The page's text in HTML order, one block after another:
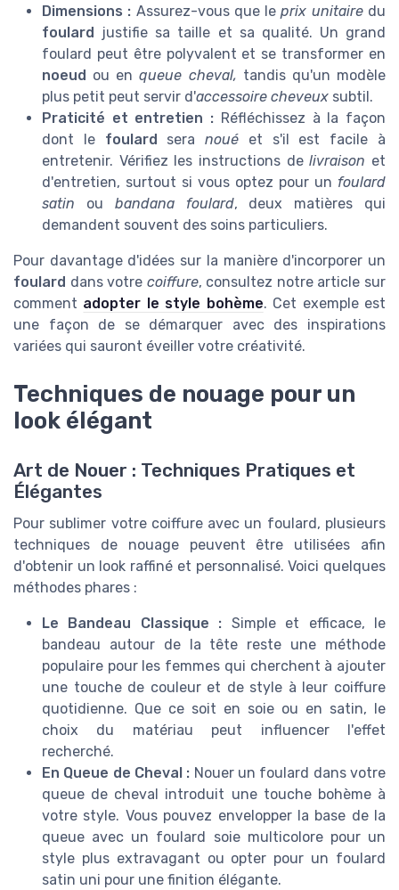
Dimensions : Assurez-vous que leprix unitairedu
foulard justifie sa taille et sa qualité. Un grand
foulard peut être polyvalent et se transformer en
noeud ou enqueue cheval, tandis qu'un modèle
plus petit peut servir d'accessoire cheveux subtil.
Praticité et entretien : Réfléchissez à la façon
dont le foulard seranoué et s'il est facile à
entretenir. Vérifiez les instructions delivraison et
d'entretien, surtout si vous optez pour un foulard
satin ou bandana foulard, deux matières qui
demandent souvent des soins particuliers.
Pour davantage d'idées sur la manière d'incorporer un
foulard dans votre coiffure, consultez notre article sur
comment adopter le style bohème. Cet exemple est
une façon de se démarquer avec des inspirations
variées qui sauront éveiller votre créativité.
Techniques de nouage pour un
look élégant
Art de Nouer : Techniques Pratiques et
Élégantes
Pour sublimer votre coiffure avec un foulard, plusieurs
techniques de nouage peuvent être utilisées afin
d'obtenir un look raffiné et personnalisé. Voici quelques
méthodes phares :
Le Bandeau Classique : Simple et efficace, le
bandeau autour de la tête reste une méthode
populaire pour les femmes qui cherchent à ajouter
une touche de couleur et de style à leur coiffure
quotidienne. Que ce soit en soie ou en satin, le
choix du matériau peut influencer l'effet
recherché.
En Queue de Cheval : Nouer un foulard dans votre
queue de cheval introduit une touche bohème à
votre style. Vous pouvez envelopper la base de la
queue avec un foulard soie multicolore pour un
style plus extravagant ou opter pour un foulard
satin uni pour une finition élégante.